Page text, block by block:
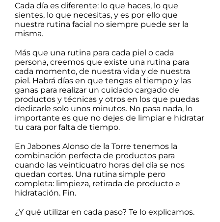
Hogar
Talleres
Blog
Cada día es diferente: lo que haces, lo que
sientes, lo que necesitas, y es por ello que
nuestra rutina facial no siempre puede ser la
misma.
Más que una rutina para cada piel o cada
persona, creemos que existe una rutina para
cada momento, de nuestra vida y de nuestra
piel. Habrá días en que tengas el tiempo y las
ganas para realizar un cuidado cargado de
productos y técnicas y otros en los que puedas
dedicarle solo unos minutos. No pasa nada, lo
importante es que no dejes de limpiar e hidratar
tu cara por falta de tiempo.
En Jabones Alonso de la Torre tenemos la
combinación perfecta de productos para
cuando las veinticuatro horas del día se nos
quedan cortas. Una rutina simple pero
completa: limpieza, retirada de producto e
hidratación. Fin.
¿Y qué utilizar en cada paso? Te lo explicamos.